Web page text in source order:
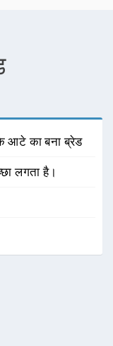
आटे का बना ब्रेड
लगता है।